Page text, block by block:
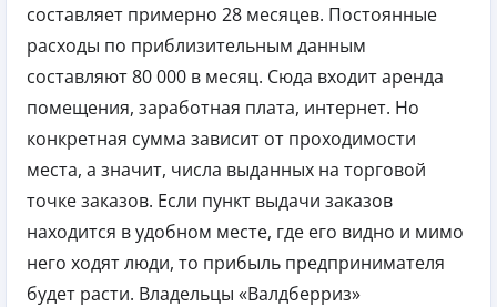
составляет примерно 28 месяцев. Постоянные
расходы по приблизительным данным
составляют 80 000 в месяц. Сюда входит аренда
помещения, заработная плата, интернет. Но
конкретная сумма зависит от проходимости
места, а значит, числа выданных на торговой
точке заказов. Если пункт выдачи заказов
находится в удобном месте, где его видно и мимо
него ходят люди, то прибыль предпринимателя
будет расти. Владельцы «Валдберриз»